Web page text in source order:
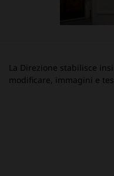
La Direzione stabilisce
modificare, immagini e